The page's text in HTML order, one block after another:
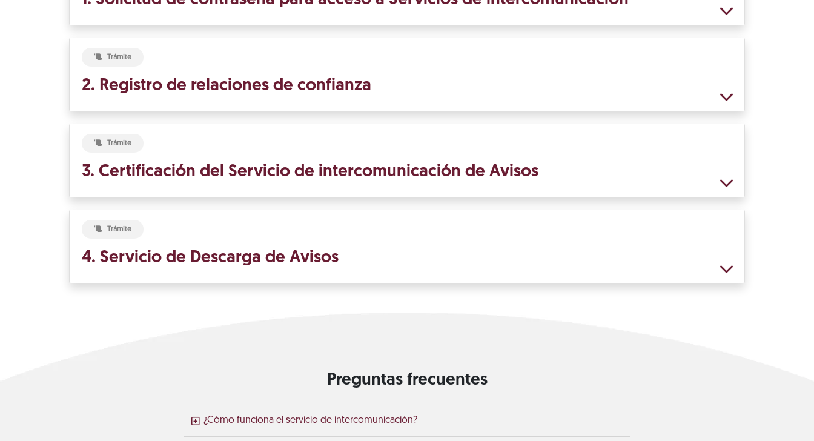
Trámite
2. Registro de relaciones de confianza
Trámite
3. Certificación del Servicio de intercomunicación de Avisos
Trámite
4. Servicio de Descarga de Avisos
Preguntas frecuentes
¿Cómo funciona el servicio de intercomunicación?